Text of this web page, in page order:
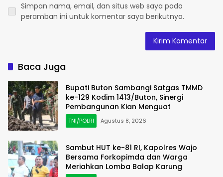
Simpan nama, email, dan situs web saya pada
peramban ini untuk komentar saya berikutnya.
Baca Juga
Bupati Buton Sambangi Satgas TMMD
ke-129 Kodim 1413/Buton, Sinergi
Pembangunan Kian Menguat
TNI/POLRI Agustus 8, 2026
Sambut HUT ke-81 RI, Kapolres Wajo
Bersama Forkopimda dan Warga
Meriahkan Lomba Balap Karung